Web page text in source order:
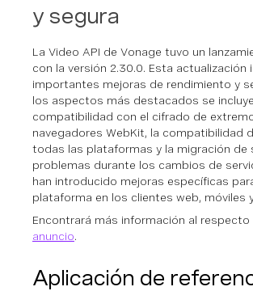
y segura
La Video API de Vonage tuvo un
con la versión 2.30.0. Esta actualización
importantes mejoras de rendimiento y
los aspectos más destacados se
compatibilidad con el cifrado de
navegadores WebKit, la compatibilidad
todas las plataformas y la migración de
problemas durante los cambios de
han introducido mejoras específicas
plataforma en los clientes web, móviles
Encontrará más información al respecto
anuncio.
Aplicación de